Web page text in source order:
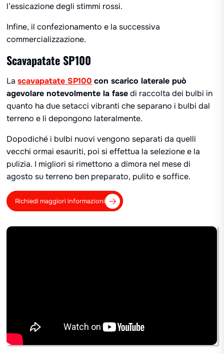
l’essicazione degli stimmi rossi.
Infine, il confezionamento e la successiva
commercializzazione.
Scavapatate SP100
Lascavapatate SP100 con scarico laterale può
agevolare notevolmente la fasedi raccolta dei bulbi in
quanto ha due setacci vibranti che separano i bulbi dal
terreno e li depongono lateralmente.
Dopodiché i bulbi nuovi vengono separati da quelli
vecchi ormai esauriti, poi si effettua la selezione e la
pulizia. I migliori si rimettono a dimora nel mese di
agosto su terreno ben preparato, pulito e soffice.
Richiedi maggiori informazioni